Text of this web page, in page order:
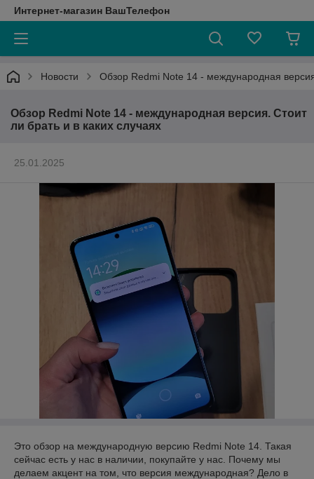
Интернет-магазин ВашТелефон
Новости Обзор Redmi Note 14 - международная
Обзор Redmi Note 14 - международная версия. Стоит
ли брать и в каких случаях
25.01.2025
Это обзор на международную версию Redmi Note 14. Такая
сейчас есть у нас в наличии, покупайте у нас. Почему мы
делаем акцент на том, что версия международная? Дело в